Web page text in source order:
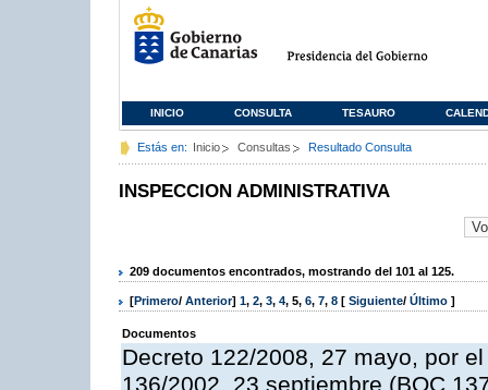
INICIO CONSULTA TESAURO
Estás en: Inicio Consultas Resultado Consulta
INSPECCION ADMINISTRATIVA
209 documentos encontrados, mostrando del 101 al 125.
[Primero/ Anterior] 1, 2, 3, 4, 5, 6, 7, 8 [ Siguiente/ Último ]
Documentos
Decreto 122/2008, 27 mayo, por